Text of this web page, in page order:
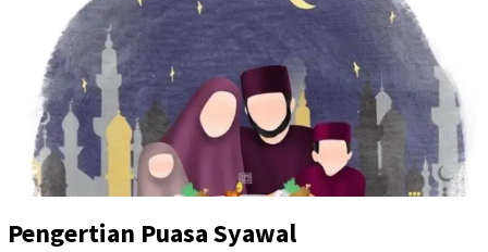
Pengertian Puasa Syawal